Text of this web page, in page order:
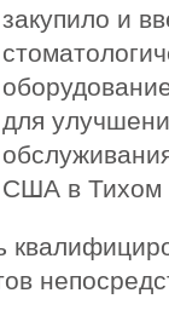
закупило и
для
США в Тихом